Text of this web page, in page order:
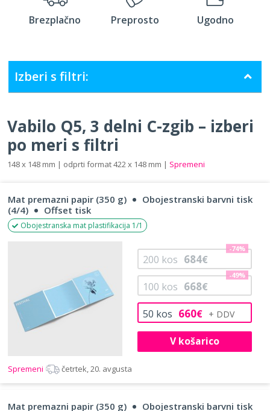
Brezplačno Preprosto Ugodno
Izberi s filtri:
Vabilo Q5, 3 delni C-zgib – izberi
po meri s filtri
148 x 148 mm | odprti format 422 x 148 mm | Spremeni
Mat premazni papir (350 g)
Obojestranski barvni tisk
(4/4)
Offset tisk
Obojestranska mat plastifikacija 1/1
50 kos 660€
100 kos 668€
-49%
200 kos 684€
-74%
V košarico
Spremeni četrtek, 20. avgusta
Mat premazni papir (350 g)
Obojestranski barvni tisk